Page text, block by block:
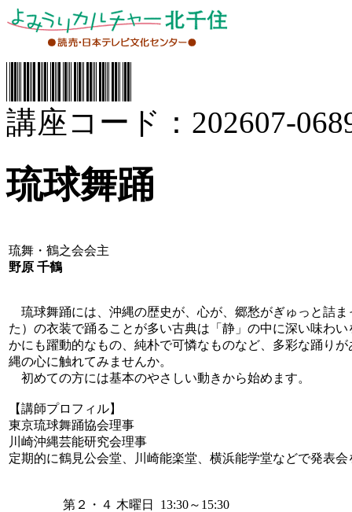
講座コード：202607-
琉球舞踊
琉舞・鶴之会会主
野原 千鶴
琉球舞踊には、沖縄の歴史が、心が、郷愁がぎゅっと詰ま
た）の衣装で踊ることが多い古典は「静」の中に深い味わ
かにも躍動的なもの、純朴で可憐なものなど、多彩な踊り
縄の心に触れてみませんか。
初めての方には基本のやさしい動きから始めます。
【講師プロフィル】
東京琉球舞踊協会理事
川崎沖縄芸能研究会理事
定期的に鶴見公会堂、川崎能楽堂、横浜能学堂などで発表
第２・４ 木曜日 13:30～15:30